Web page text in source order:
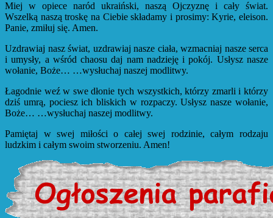
Miej w opiece naród ukraiński, naszą Ojczyznę i cały świat.
Wszelką naszą troskę na Ciebie składamy i prosimy: Kyrie, eleison.
Panie, zmiłuj się. Amen.
Uzdrawiaj nasz świat, uzdrawiaj nasze ciała, wzmacniaj nasze serca
i umysły, a wśród chaosu daj nam nadzieję i pokój. Usłysz nasze
wołanie, Boże… …wysłuchaj naszej modlitwy.
Łagodnie weź w swe dłonie tych wszystkich, którzy zmarli i którzy
dziś umrą, pociesz ich bliskich w rozpaczy. Usłysz nasze wołanie,
Boże… …wysłuchaj naszej modlitwy.
Pamiętaj w swej miłości o całej swej rodzinie, całym rodzaju
ludzkim i całym swoim stworzeniu. Amen!